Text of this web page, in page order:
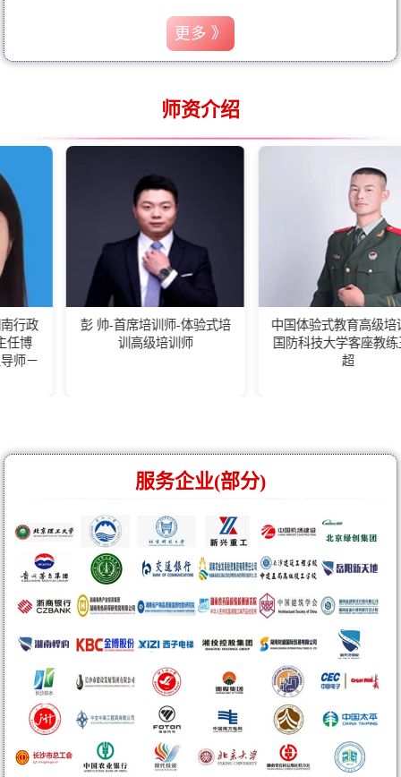
更多 》
师资介绍
彭 帅-首席培训师-体验式培
训高级培训师
中国体验式教育高级培训师-
国防科技大学客座教练王佰
服务企业(部分)